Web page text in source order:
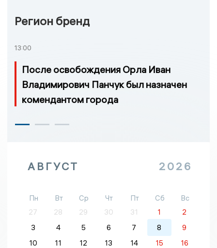
Регион бренд
13:00
После освобождения Орла Иван
Владимирович Панчук был назначен
комендантом города
АВГУСТ 2026
Пн Вт Ср Чт Пт Сб
Вс
27
28 29 30 31 1
2
3
4 5 6 7 8
9
10
11 12 13 14 15
16